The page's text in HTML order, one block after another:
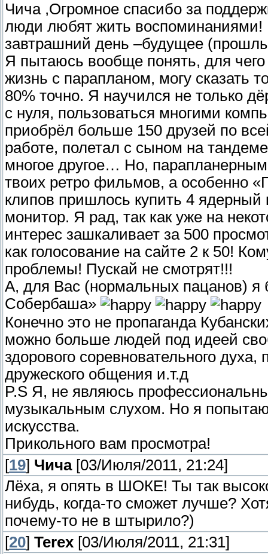
Чича ,Огромное спасибо за
люди любят жить воспоминаниями!
завтрашний день –будущее
Я пытаюсь вообще понять, для
жизнь с парапланом, могу сказать
80% точно. Я научился не только
с нуля, пользоваться многими
приобрёл больше 150 друзей по
работе, полетал с сыном на
многое другое… Но,
твоих ретро фильмов, а особенно
клипов пришлось купить 4
монитор. Я рад, так как уже на
интерес зашкаливает за 500
как голосование на сайте 2 к 50!
проблемы! Пускай не смотрят!!!
А, для Вас (нормальных пацанов) я
Собербаша»
Конечно это не пропаганда
можно больше людей под идеей
здорового соревновательного
дружеского общения и.т.д
P.S Я, не являюсь
музыкальным слухом. Но я
искусства.
Прикольного вам просмотра!
[19] Чича[03/Июля/2011, 21:24]
Лёха, я опять в ШОКЕ! Ты так
нибудь, когда-то сможет лучше?
почему-то не в штырило?)
[20] Terex [03/Июля/2011, 21:31]